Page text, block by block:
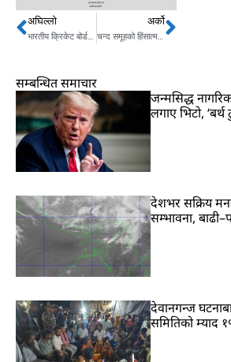
Prev
अघिल्लो
भारतीय क्रिकेट बोर्डद्वारा २०२० का लागि सिनियर टोलीको सूची सार्वजनिक, धोनी टोलीमा अटाएनन्
अर्को
चन्द समूहको हिंसात्मक गतिविधि सहन नसकिने Next
सम्बन्धित समाचार
जन्मसिद्ध
लगाए भिटो,
देशभर सक्रिय
सम्भावना,
देवानगन्ज
समितिको म्याद